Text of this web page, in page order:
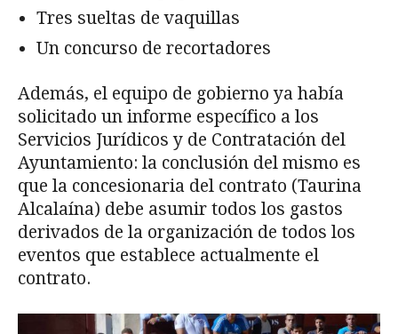
Tres sueltas de vaquillas
Un concurso de recortadores
Además, el equipo de gobierno ya había
solicitado un informe específico a los
Servicios Jurídicos y de Contratación del
Ayuntamiento: la conclusión del mismo es
que la concesionaria del contrato (Taurina
Alcalaína) debe asumir todos los gastos
derivados de la organización de todos los
eventos que establece actualmente el
contrato.